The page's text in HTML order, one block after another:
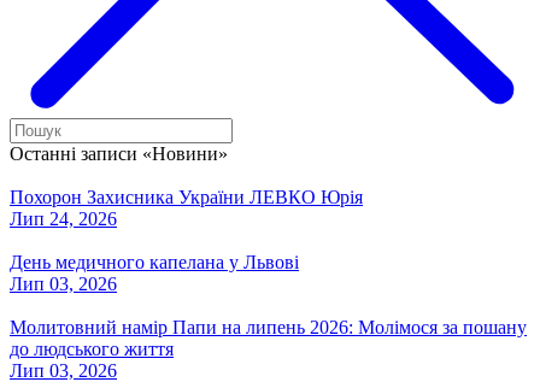
Останні записи «Новини»
Похорон Захисника України ЛЕВКО Юрія
Лип 24, 2026
День медичного капелана у Львові
Лип 03, 2026
Молитовний намір Папи на липень 2026: Молімося за пошану
до людського життя
Лип 03, 2026